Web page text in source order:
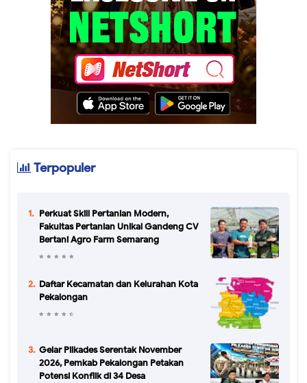
Terpopuler
Perkuat Skill Pertanian Modern,
Fakultas Pertanian Unikal Gandeng CV
Bertani Agro Farm Semarang
Daftar Kecamatan dan Kelurahan Kota
Pekalongan
Gelar Pilkades Serentak November
2026, Pemkab Pekalongan Petakan
Potensi Konflik di 34 Desa